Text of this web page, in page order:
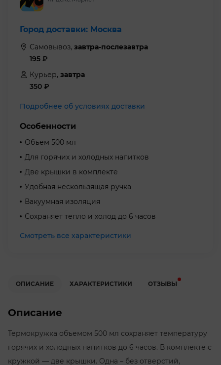
Город доставки: Москва
Самовывоз, завтра-послезавтра
195 ₽
Курьер, завтра
350 ₽
Подробнее об условиях доставки
Особенности
Объем 500 мл
Для горячих и холодных напитков
Две крышки в комплекте
Удобная нескользящая ручка
Вакуумная изоляция
Сохраняет тепло и холод до 6 часов
Смотреть все характеристики
ОПИСАНИЕ ХАРАКТЕРИСТИКИ ОТЗЫВЫ
Описание
Термокружка объемом 500 мл сохраняет температуру
горячих и холодных напитков до 6 часов. В комплекте с
кружкой — две крышки. Одна – без отверстий,